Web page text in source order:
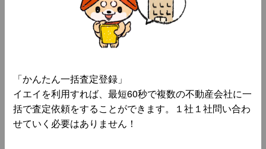
「かんたん一括査定登録」
イエイを利用すれば、最短60秒で複数の不動産会社に一
括で査定依頼をすることができます。１社１社問い合わ
せていく必要はありません！